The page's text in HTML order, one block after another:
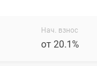
Нач. взнос
от 20.1%